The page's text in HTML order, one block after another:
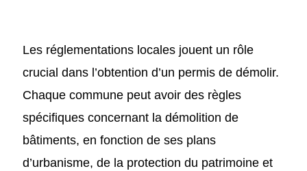
Les réglementations locales jouent un rôle
crucial dans l’obtention d’un permis de démolir.
Chaque commune peut avoir des règles
spécifiques concernant la démolition de
bâtiments, en fonction de ses plans
d’urbanisme, de la protection du patrimoine et